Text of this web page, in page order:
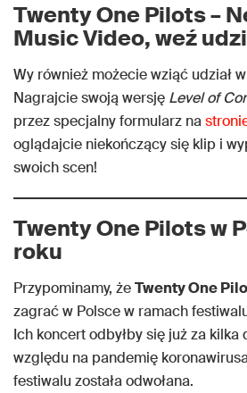
Twenty One Pilots –
Music Video, weź
Wy również możecie wziąć udział
Nagrajcie swoją wersję Level of
przez specjalny formularz na
oglądajcie niekończący się klip i
swoich scen!
Twenty One Pilots w
roku
Przypominamy, żeTwenty One
zagrać w Polsce w ramach
Ich koncert odbyłby się już za kilka
względu na pandemię
festiwalu została odwołana.